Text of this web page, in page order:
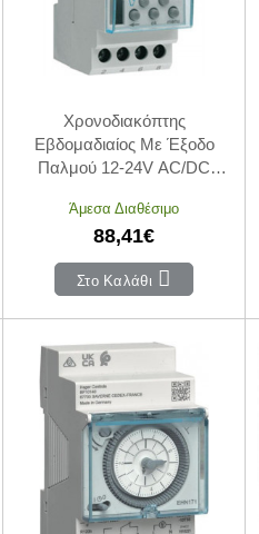
Χρονοδιακόπτης
Εβδομαδιαίος Με Έξοδο
Παλμού 12-24V AC/DC
Άμεσα Διαθέσιμο
88,41€
Στο Καλάθι